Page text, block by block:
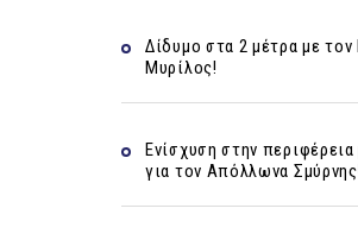
Δίδυμο στα 2 μέτρα με
Μυρίλος!
Ενίσχυση στην
για τον Απόλλωνα